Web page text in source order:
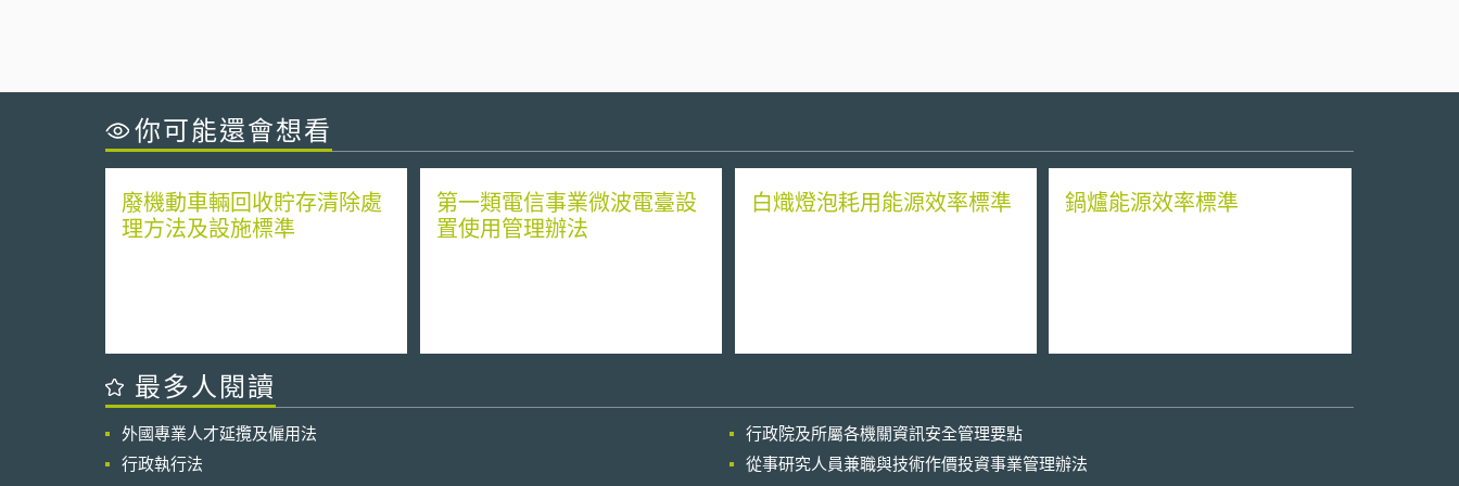
你可能還會想看
廢機動車輛回收貯存清除處
理方法及設施標準
第一類電信事業微波電臺設
置使用管理辦法
白熾燈泡耗用能源效率標準 鍋爐能源效率標準
最多人閱讀
外國專業人才延攬及僱用法
行政院及所屬各機關資訊安全管理要點
行政執行法
從事研究人員兼職與技術作價投資事業管理辦法